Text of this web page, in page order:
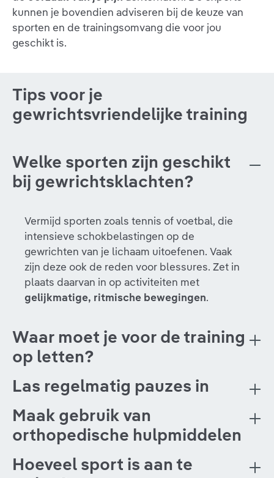
kunnen je bovendien adviseren bij de keuze van
sporten en de trainingsomvang die voor jou
geschikt is.
Tips voor je
gewrichtsvriendelijke training
Welke sporten zijn geschikt
bij gewrichtsklachten?
Vermijd sporten zoals tennis of voetbal, die
intensieve schokbelastingen op de
gewrichten van je lichaam uitoefenen. Vaak
zijn deze ook de reden voor blessures. Zet in
plaats daarvan in op activiteiten met
gelijkmatige, ritmische bewegingen.
Waar moet je voor de training
op letten?
Las regelmatig pauzes in
Maak gebruik van
orthopedische hulpmiddelen
Hoeveel sport is aan te